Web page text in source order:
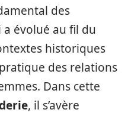
des
évolué au fil du
historiques
des relations
Dans cette
, il s’avère